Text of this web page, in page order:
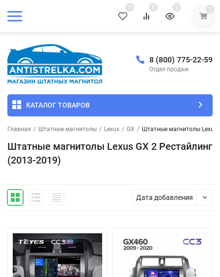
0 0 0 0
8 (800) 775-22-59
Отдел продаж
КАТАЛОГ ТОВАРОВ
Главная / Штатные магнитолы / Lexus / GX / Штатные магнитолы Lexus
Штатные магнитолы Lexus GX 2 Рестайлинг
(2013-2019)
Дата добавления